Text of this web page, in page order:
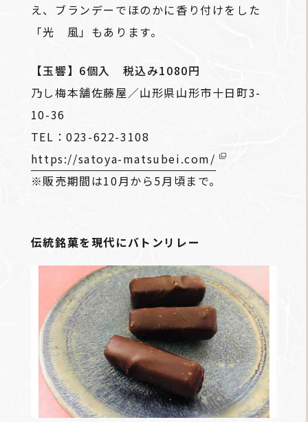
え、ブランデーでほのかに香り付けをした
「光 風」もあります。
【玉響】6個入 税込み1080円
乃し梅本舗佐藤屋／山形県山形市十日町3-
10-36
TEL：023-622-3108
https://satoya-matsubei.com/
※販売期間は10月から5月頃まで。
伝統銘菓を現代にバトンリレー